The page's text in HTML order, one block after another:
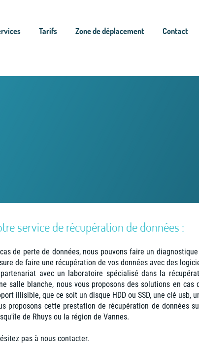
Tarifs Zone de déplacement Contact
service de récupération de données :
de perte de données, nous pouvons faire un
de faire une récupération de vos données avec des
avec un laboratoire spécialisé dans la
salle blanche, nous vous proposons des solutions en cas
illisible, que ce soit un disque HDD ou SSD, une clé usb,
proposons cette prestation de récupération de données
de Rhuys ou la région de Vannes.
pas à nous contacter.